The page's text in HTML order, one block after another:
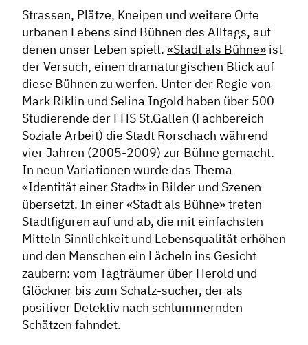
Netzwerkmanagement
Stadtraumgestaltung
Projektmanagement
Contentmanagement
Datenmanagement
Serviceleistungen
Kooperationen
Service
Blog
Podcast
News
Informiert bleiben
Presse
Mosaik
Expertenwissen
Strassen, Plätze, Kneipen und weitere Orte
urbanen Lebens sind Bühnen des Alltags, auf
denen unser Leben spielt. «Stadt als Bühne» ist
der Versuch, einen dramaturgischen Blick auf
diese Bühnen zu werfen. Unter der Regie von
Mark Riklin und Selina Ingold haben über 500
Studierende der FHS St.Gallen (Fachbereich
Soziale Arbeit) die Stadt Rorschach während
vier Jahren (2005-2009) zur Bühne gemacht.
In neun Variationen wurde das Thema
«Identität einer Stadt» in Bilder und Szenen
übersetzt. In einer «Stadt als Bühne» treten
Stadtfiguren auf und ab, die mit einfachsten
Mitteln Sinnlichkeit und Lebensqualität erhöhen
und den Menschen ein Lächeln ins Gesicht
zaubern: vom Tagträumer über Herold und
Glöckner bis zum Schatz-sucher, der als
positiver Detektiv nach schlummernden
Schätzen fahndet.